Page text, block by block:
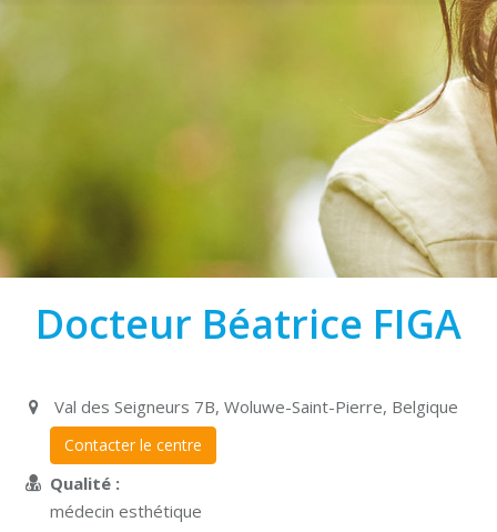
Docteur Béatrice FIGA
Val des Seigneurs 7B, Woluwe-Saint-Pierre, Belgique
Contacter le centre
Qualité :
médecin esthétique